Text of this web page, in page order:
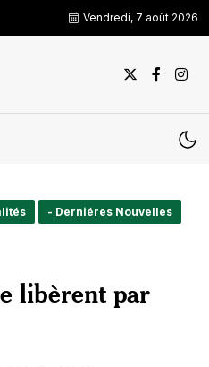
Vendredi, 7 août 2026
- Derniéres Nouvelles
libèrent par